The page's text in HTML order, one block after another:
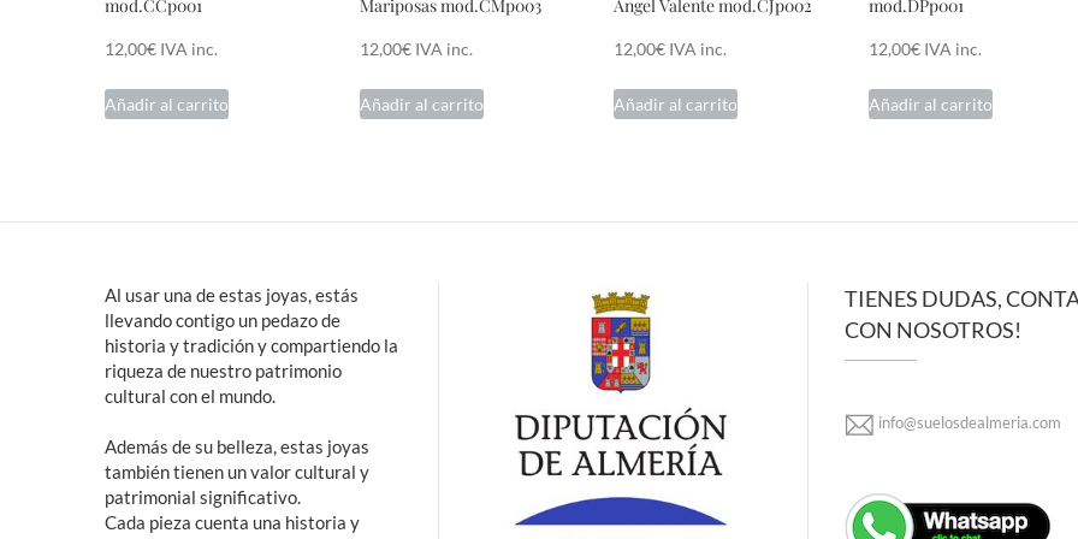
mod.CCp001
12,00€ IVA inc.
Añadir al carrito
Mariposas mod.CMp003
12,00€ IVA inc.
Añadir al carrito
Angel Valente mod.CJp002
12,00€ IVA inc.
Añadir al carrito
mod.DPp001
12,00€ IVA inc.
Añadir al carrito
Al usar una de estas joyas, estás
llevando contigo un pedazo de
historia y tradición y compartiendo la
riqueza de nuestro patrimonio
cultural con el mundo.
Además de su belleza, estas joyas
también tienen un valor cultural y
patrimonial significativo.
Cada pieza cuenta una historia y
TIENES DUDAS,
CON NOSOTROS!
info@suelosdealmeria.com